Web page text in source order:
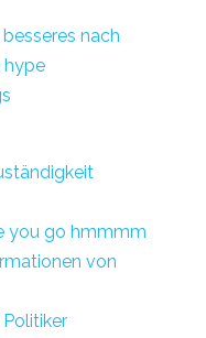
nach
hype
you go hmmmm
von
Politiker